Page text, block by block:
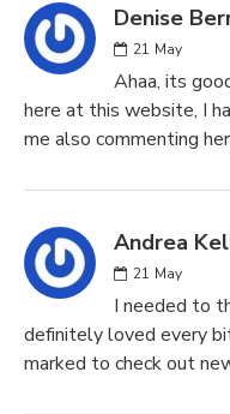
Denise
21 May
Ahaa, its
here at this website, I
me also commenting
Andrea
21 May
I needed to
definitely loved every
marked to check out